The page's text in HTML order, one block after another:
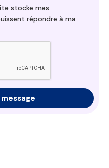
stocke mes
répondre à ma